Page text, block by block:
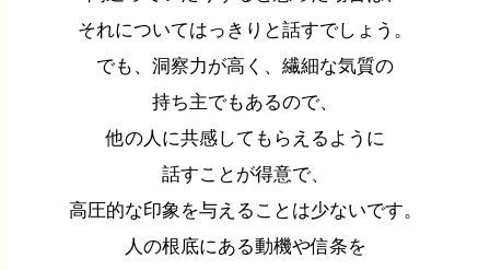
それについてはっきりと話すでしょう。
でも、洞察力が高く、繊細な気質の
持ち主でもあるので、
他の人に共感してもらえるように
話すことが得意で、
高圧的な印象を与えることは少ないです。
人の根底にある動機や信条を